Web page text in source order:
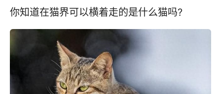
你知道在猫界可以横着走的是什么猫吗?